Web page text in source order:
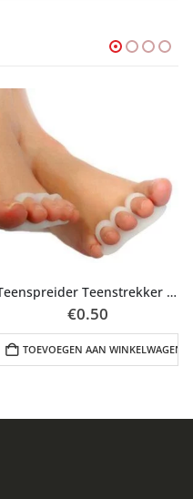
Teenspreider Teenstrekker 1paar (2stuks)
€0.50
TOEVOEGEN AAN WINKELWAGEN